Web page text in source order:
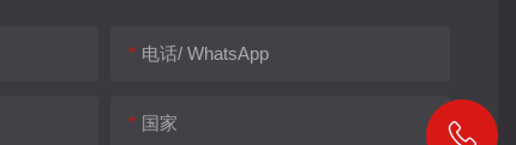
电话/ WhatsApp
国家